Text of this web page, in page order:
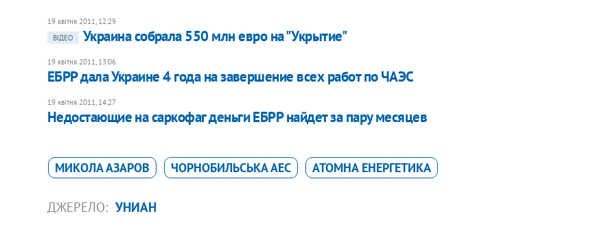
19 квітня 2011, 12:29
ВІДЕО
Украина собрала 550 млн евро на "Укрытие"
19 квітня 2011, 13:06
ЕБРР дала Украине 4 года на завершение всех работ по ЧАЭС
19 квітня 2011, 14:27
Недостающие на саркофаг деньги ЕБРР найдет за пару месяцев
МИКОЛА АЗАРОВ ЧОРНОБИЛЬСЬКА АЕС АТОМНА ЕНЕРГЕТИКА
ДЖЕРЕЛО: УНИАН